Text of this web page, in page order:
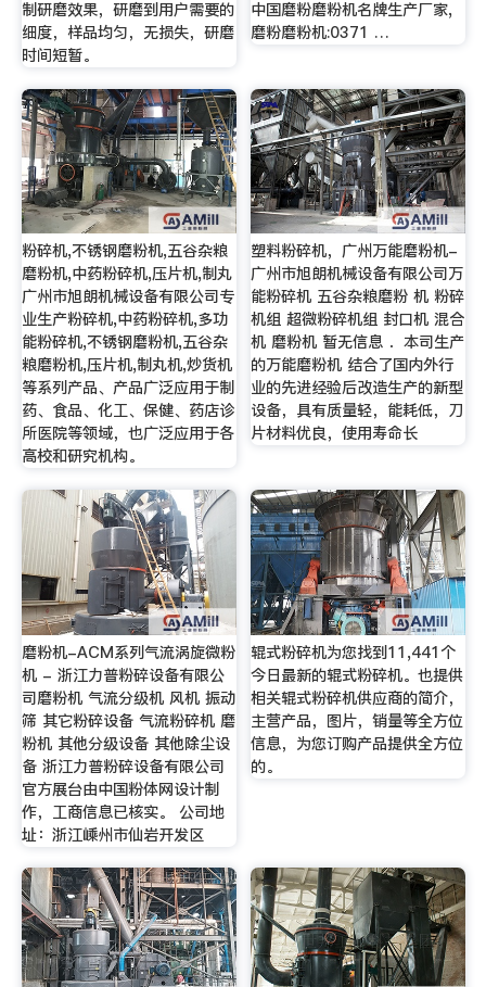
制研磨效果，研磨到用户需要的
细度，样品均匀，无损失，研磨
时间短暂。
中国磨粉磨粉机名牌生产厂家,
磨粉磨粉机:0371 …
粉碎机,不锈钢磨粉机,五谷杂粮
磨粉机,中药粉碎机,压片机,制丸
广州市旭朗机械设备有限公司专
业生产粉碎机,中药粉碎机,多功
能粉碎机,不锈钢磨粉机,五谷杂
粮磨粉机,压片机,制丸机,炒货机
等系列产品、产品广泛应用于制
药、食品、化工、保健、药店诊
所医院等领域，也广泛应用于各
高校和研究机构。
塑料粉碎机，广州万能磨粉机-
广州市旭朗机械设备有限公司万
能粉碎机 五谷杂粮磨粉 机 粉碎
机组 超微粉碎机组 封口机 混合
机 磨粉机 暂无信息 ．本司生产
的万能磨粉机 结合了国内外行
业的先进经验后改造生产的新型
设备，具有质量轻，能耗低，刀
片材料优良，使用寿命长
磨粉机-ACM系列气流涡旋微粉
机 - 浙江力普粉碎设备有限公
司磨粉机 气流分级机 风机 振动
筛 其它粉碎设备 气流粉碎机 磨
粉机 其他分级设备 其他除尘设
备 浙江力普粉碎设备有限公司
官方展台由中国粉体网设计制
作，工商信息已核实。 公司地
址：浙江嵊州市仙岩开发区
辊式粉碎机为您找到11,441个
今日最新的辊式粉碎机。也提供
相关辊式粉碎机供应商的简介，
主营产品，图片，销量等全方位
信息，为您订购产品提供全方位
的。